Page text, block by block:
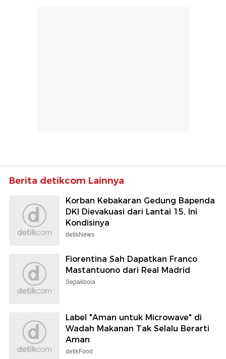
Berita detikcom Lainnya
Korban Kebakaran Gedung Bapenda
DKI Dievakuasi dari Lantai 15, Ini
Kondisinya
detikNews
Fiorentina Sah Dapatkan Franco
Mastantuono dari Real Madrid
Sepakbola
Label "Aman untuk Microwave" di
Wadah Makanan Tak Selalu Berarti
Aman
detikFood